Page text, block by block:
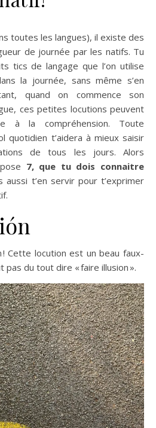
de journée par les natifs. Tu
tics de langage que l’on utilise
la journée, sans même s’en
quand on commence son
ces petites locutions peuvent
à la compréhension. Toute
quotidien t’aidera à mieux saisir
de tous les jours. Alors
7, que tu dois connaitre
aussi t’en servir pour t’exprimer
! Cette locution est un beau faux-
pas du tout dire « faire illusion ».